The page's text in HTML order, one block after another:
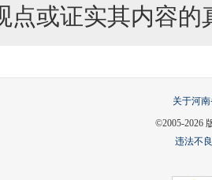
点或证实其内容
关于河
©2005-2026
违法不